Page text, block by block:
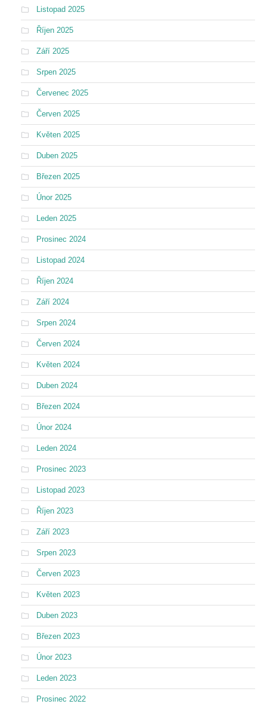
Listopad 2025
Říjen 2025
Září 2025
Srpen 2025
Červenec 2025
Červen 2025
Květen 2025
Duben 2025
Březen 2025
Únor 2025
Leden 2025
Prosinec 2024
Listopad 2024
Říjen 2024
Září 2024
Srpen 2024
Červen 2024
Květen 2024
Duben 2024
Březen 2024
Únor 2024
Leden 2024
Prosinec 2023
Listopad 2023
Říjen 2023
Září 2023
Srpen 2023
Červen 2023
Květen 2023
Duben 2023
Březen 2023
Únor 2023
Leden 2023
Prosinec 2022